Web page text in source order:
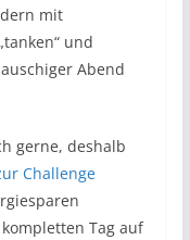
mit
und
Abend
gerne, deshalb
Challenge
Tag auf